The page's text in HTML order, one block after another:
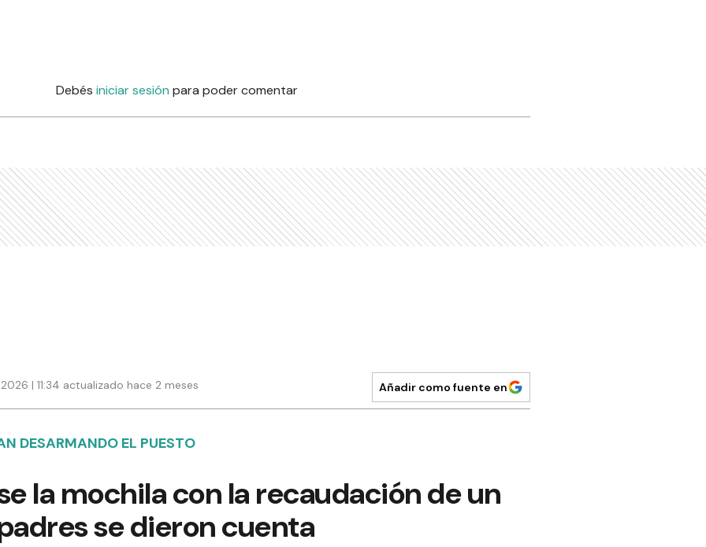
Debés iniciar sesión para poder comentar
| 11:34 actualizado hace 2 meses Añadir como fuente en
DESARMANDO EL PUESTO
la mochila con la recaudación de un
se dieron cuenta